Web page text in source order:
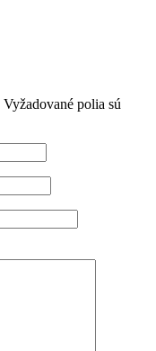
Vyžadované polia sú